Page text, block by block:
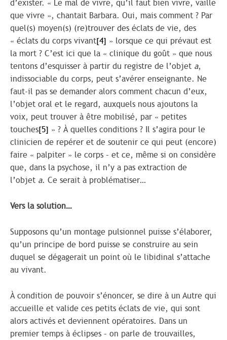
d’exister. « Le mal de vivre, qu’il faut bien vivre, vaille
que vivre », chantait Barbara. Oui, mais comment ? Par
quel(s) moyen(s) (re)trouver des éclats de vie, des
« éclats du corps vivant[4] » lorsque ce qui prévaut est
la mort ? C’est ici que la « clinique du goût » que nous
tentons d’esquisser à partir du registre de l’objet a,
indissociable du corps, peut s’avérer enseignante. Ne
faut-il pas se demander alors comment chacun d’eux,
l’objet oral et le regard, auxquels nous ajoutons la
voix, peut trouver à être mobilisé, par « petites
touches[5] » ? À quelles conditions ? Il s’agira pour le
clinicien de repérer et de soutenir ce qui peut (encore)
faire « palpiter » le corps – et ce, même si on considère
que, dans la psychose, il n’y a pas extraction de
l’objet a. Ce serait à problématiser…
Vers la solution…
Supposons qu’un montage pulsionnel puisse s’élaborer,
qu’un principe de bord puisse se construire au sein
duquel se dégagerait un point où le libidinal s’attache
au vivant.
À condition de pouvoir s’énoncer, se dire à un Autre qui
accueille et valide ces petits éclats de vie, qui sont
alors activés et deviennent opératoires. Dans un
premier temps à éclipses – on parle de trouvailles,